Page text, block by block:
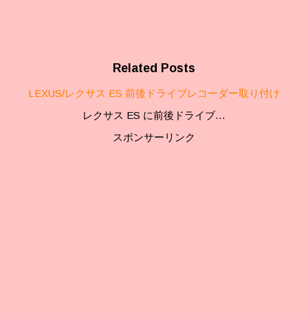
Related Posts
LEXUS/レクサス ES 前後ドライブレコーダー取り付け
レクサス ES に前後ドライブ…
スポンサーリンク